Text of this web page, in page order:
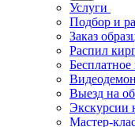
Услуги
Подбор и
Заказ
Распил
Бесплатное
Выезд на
Экскурсии
Мастер-